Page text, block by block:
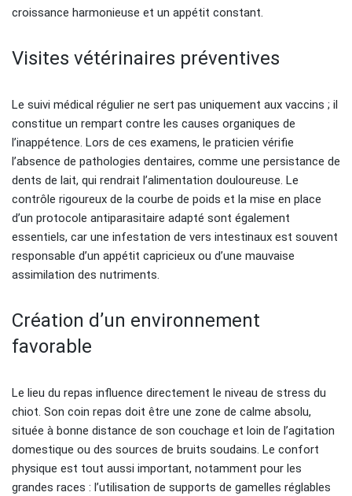
croissance harmonieuse et un appétit constant.
Visites vétérinaires préventives
Le suivi médical régulier ne sert pas uniquement aux vaccins ; il
constitue un rempart contre les causes organiques de
l’inappétence. Lors de ces examens, le praticien vérifie
l’absence de pathologies dentaires, comme une persistance de
dents de lait, qui rendrait l’alimentation douloureuse. Le
contrôle rigoureux de la courbe de poids et la mise en place
d’un protocole antiparasitaire adapté sont également
essentiels, car une infestation de vers intestinaux est souvent
responsable d’un appétit capricieux ou d’une mauvaise
assimilation des nutriments.
Création d’un environnement
favorable
Le lieu du repas influence directement le niveau de stress du
chiot. Son coin repas doit être une zone de calme absolu,
située à bonne distance de son couchage et loin de l’agitation
domestique ou des sources de bruits soudains. Le confort
physique est tout aussi important, notamment pour les
grandes races : l’utilisation de supports de gamelles réglables